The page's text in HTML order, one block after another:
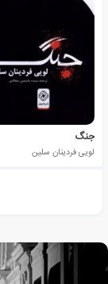
جنگ
لویی فردینان سلین